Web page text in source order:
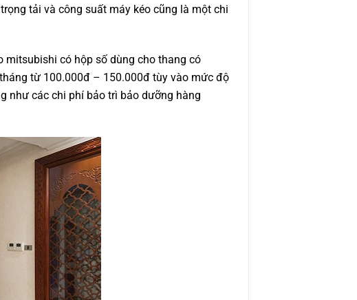
tải và công suất máy kéo cũng là một chi
có hộp số dùng cho thang có
từ 100.000đ – 150.000đ tùy vào mức độ
như các chi phí bảo trì bảo dưỡng hàng